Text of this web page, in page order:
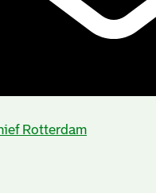
Rotterdam